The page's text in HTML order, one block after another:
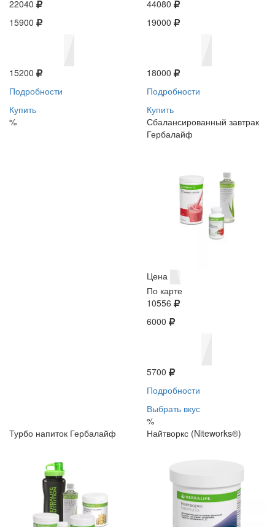
22040
15900
15200
Подробности
Купить
%
44080
19000
18000
Подробности
Купить
Сбалансированный завтрак
Гербалайф
Цена
По карте
10556
6000
5700
Подробности
Выбрать вкус
%
Турбо напиток Гербалайф
Найтворкс (Niteworks®)